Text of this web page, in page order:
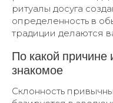
ритуалы досуга
определенность в
традиции делаются
По какой причине
знакомое
Склонность